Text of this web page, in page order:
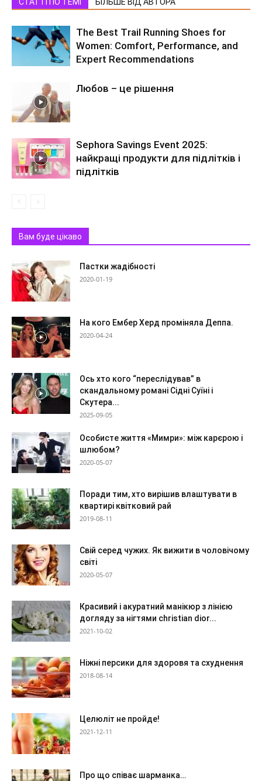
The Best Trail Running Shoes for
Women: Comfort, Performance, and
Expert Recommendations
Любов – це рішення
Sephora Savings Event 2025:
найкращі продукти для підлітків і
підлітків
Вам буде цікаво
Пастки жадібності
2020-01-19
На кого Ембер Херд проміняла Деппа.
2020-04-24
Ось хто кого “переслідував” в
скандальному романі Сідні Суїні і
Скутера...
2025-09-05
Особисте життя «Мимри»: між карєрою і
шлюбом?
2020-05-07
Поради тим, хто вирішив влаштувати в
квартирі квітковий рай
2019-08-11
Свій серед чужих. Як вижити в чоловічому
світі
2020-05-07
Красивий і акуратний манікюр з лінією
догляду за нігтями christian dior...
2021-10-02
Ніжні персики для здоровя та схуднення
2018-08-14
Целюліт не пройде!
2021-12-11
Про що співає шарманка…